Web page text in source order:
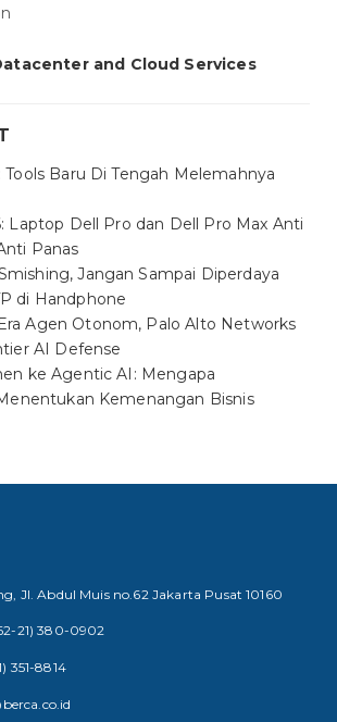
and Cloud Services
Tools Baru Di Tengah Melemahnya
Laptop Dell Pro dan Dell Pro Max Anti
Panas
Jangan Sampai Diperdaya
di Handphone
Agen Otonom, Palo Alto Networks
AI Defense
ke Agentic AI: Mengapa
Kemenangan Bisnis
Jl. Abdul Muis no.62 Jakarta Pusat 10160
21) 380-0902
351-8814